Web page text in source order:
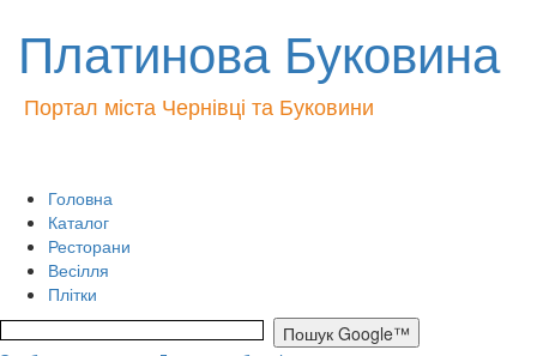
Платинова Буковина
Портал міста Чернівці та Буковини
Головна
Каталог
Ресторани
Весілля
Плітки